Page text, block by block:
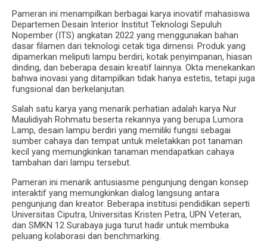
Pameran ini menampilkan berbagai karya inovatif mahasiswa
Departemen Desain Interior Institut Teknologi Sepuluh
Nopember (ITS) angkatan 2022 yang menggunakan bahan
dasar filamen dari teknologi cetak tiga dimensi. Produk yang
dipamerkan meliputi lampu berdiri, kotak penyimpanan, hiasan
dinding, dan beberapa desain kreatif lainnya. Okta menekankan
bahwa inovasi yang ditampilkan tidak hanya estetis, tetapi juga
fungsional dan berkelanjutan.
Salah satu karya yang menarik perhatian adalah karya Nur
Maulidiyah Rohmatu beserta rekannya yang berupa Lumora
Lamp, desain lampu berdiri yang memiliki fungsi sebagai
sumber cahaya dan tempat untuk meletakkan pot tanaman
kecil yang memungkinkan tanaman mendapatkan cahaya
tambahan dari lampu tersebut.
Pameran ini menarik antusiasme pengunjung dengan konsep
interaktif yang memungkinkan dialog langsung antara
pengunjung dan kreator. Beberapa institusi pendidikan seperti
Universitas Ciputra, Universitas Kristen Petra, UPN Veteran,
dan SMKN 12 Surabaya juga turut hadir untuk membuka
peluang kolaborasi dan benchmarking.